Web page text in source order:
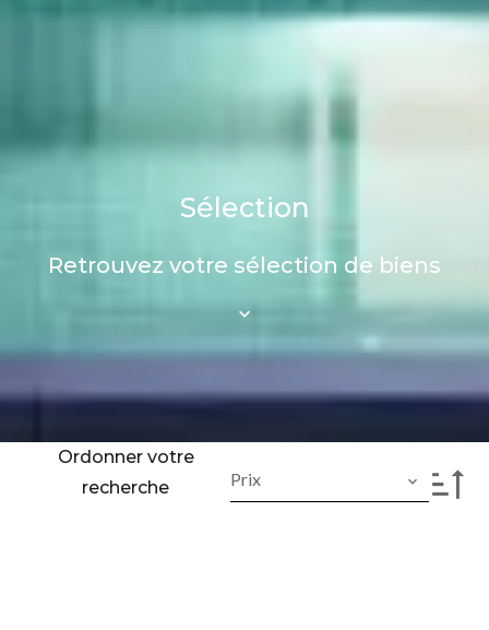
Sélection
Retrouvez votre sélection de biens
Ordonner votre
recherche
Prix